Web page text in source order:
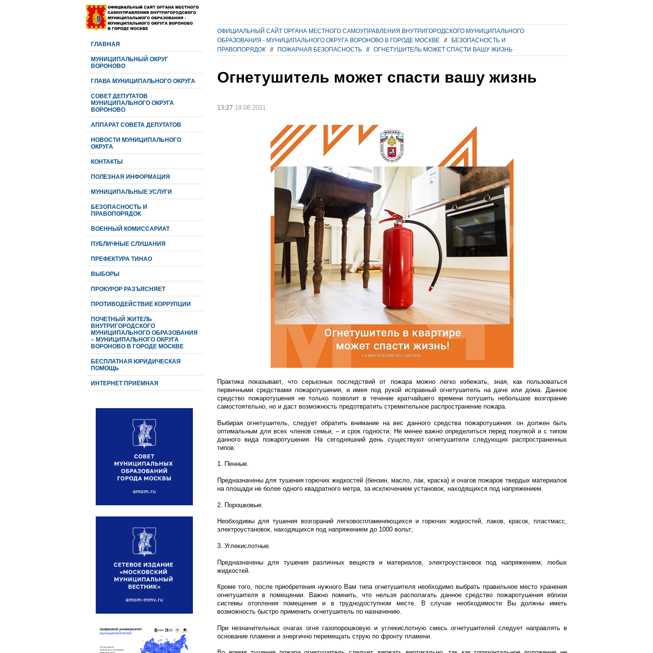
ГЛАВНАЯ
МУНИЦИПАЛЬНЫЙ ОКРУГ
ВОРОНОВО
ГЛАВА МУНИЦИПАЛЬНОГО ОКРУГА
CОВЕТ ДЕПУТАТОВ
МУНИЦИПАЛЬНОГО ОКРУГА
ВОРОНОВО
АППАРАТ СОВЕТА ДЕПУТАТОВ
НОВОСТИ МУНИЦИПАЛЬНОГО
ОКРУГА
КОНТАКТЫ
ПОЛЕЗНАЯ ИНФОРМАЦИЯ
МУНИЦИПАЛЬНЫЕ УСЛУГИ
БЕЗОПАСНОСТЬ И
ПРАВОПОРЯДОК
ВОЕННЫЙ КОМИССАРИАТ
ПУБЛИЧНЫЕ СЛУШАНИЯ
ПРЕФЕКТУРА ТИНАО
ВЫБОРЫ
ПРОКУРОР РАЗЪЯСНЯЕТ
ПРОТИВОДЕЙСТВИЕ КОРРУПЦИИ
ПОЧЕТНЫЙ ЖИТЕЛЬ
ВНУТРИГОРОДСКОГО
МУНИЦИПАЛЬНОГО ОБРАЗОВАНИЯ
– МУНИЦИПАЛЬНОГО ОКРУГА
ВОРОНОВО В ГОРОДЕ МОСКВЕ
БЕСПЛАТНАЯ ЮРИДИЧЕСКАЯ
ПОМОЩЬ
ИНТЕРНЕТ ПРИЁМНАЯ
ОФИЦИАЛЬНЫЙ САЙТ ОРГАНА МЕСТНОГО САМОУПРАВЛЕНИЯ ВНУТРИГОРОДСКОГО МУНИЦИПАЛЬНОГО
ОБРАЗОВАНИЯ - МУНИЦИПАЛЬНОГО ОКРУГА ВОРОНОВО В ГОРОДЕ МОСКВЕ
//
БЕЗОПАСНОСТЬ И
ПРАВОПОРЯДОК
// ПОЖАРНАЯ БЕЗОПАСНОСТЬ // ОГНЕТУШИТЕЛЬ МОЖЕТ СПАСТИ ВАШУ ЖИЗНЬ
Огнетушитель может спасти вашу жизнь
13:27 19.08.2021
Практика показывает, что серьезных последствий от пожара можно легко избежать, зная, как пользоваться
первичными средствами пожаротушения, и имея под рукой исправный огнетушитель на даче или дома. Данное
средство пожаротушения не только позволит в течение кратчайшего времени потушить небольшое возгорание
самостоятельно, но и даст возможность предотвратить стремительное распространение пожара.
Выбирая огнетушитель, следует обратить внимание на вес данного средства пожаротушения: он должен быть
оптимальным для всех членов семьи, – и срок годности. Не менее важно определиться перед покупкой и с типом
данного вида пожаротушения. На сегодняшний день существуют огнетушители следующих распространенных
типов:
1. Пенные.
Предназначены для тушения горючих жидкостей (бензин, масло, лак, краска) и очагов пожаров твердых материалов
на площади не более одного квадратного метра, за исключением установок, находящихся под напряжением.
2. Порошковые.
Необходимы для тушения возгораний легковоспламеняющихся и горючих жидкостей, лаков, красок, пластмасс,
электроустановок, находящихся под напряжением до 1000 вольт;
3. Углекислотные.
Предназначены для тушения различных веществ и материалов, электроустановок под напряжением, любых
жидкостей.
Кроме того, после приобретения нужного Вам типа огнетушителя необходимо выбрать правильное место хранения
огнетушителя в помещении. Важно помнить, что нельзя располагать данное средство пожаротушения вблизи
системы отопления помещения и в труднодоступном месте. В случае необходимости Вы должны иметь
возможность быстро применить огнетушитель по назначению.
При незначительных очагах огня газопорошковую и углекислотную смесь огнетушителей следует направлять в
основание пламени и энергично перемещать струю по фронту пламени.